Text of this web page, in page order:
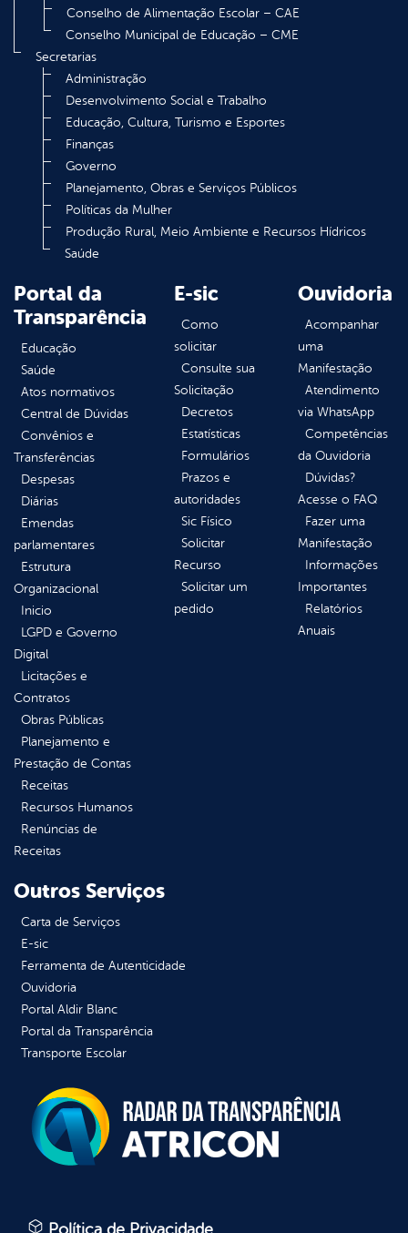
Conselho de Alimentação Escolar – CAE
Conselho Municipal de Educação – CME
Secretarias
Administração
Desenvolvimento Social e Trabalho
Educação, Cultura, Turismo e Esportes
Finanças
Governo
Planejamento, Obras e Serviços Públicos
Políticas da Mulher
Produção Rural, Meio Ambiente e Recursos Hídricos
Saúde
Portal da
Transparência
Educação
Saúde
Atos normativos
Central de Dúvidas
Convênios e
Transferências
Despesas
Diárias
Emendas
parlamentares
Estrutura
Organizacional
Inicio
LGPD e Governo
Digital
Licitações e
Contratos
Obras Públicas
Planejamento e
Prestação de Contas
Receitas
Recursos Humanos
Renúncias de
Receitas
E-sic
Como
solicitar
Consulte sua
Solicitação
Decretos
Estatísticas
Formulários
Prazos e
autoridades
Sic Físico
Solicitar
Recurso
Solicitar um
pedido
Ouvidoria
Acompanhar
uma
Manifestação
Atendimento
via WhatsApp
Competências
da Ouvidoria
Dúvidas?
Acesse o FAQ
Fazer uma
Manifestação
Informações
Importantes
Relatórios
Anuais
Outros Serviços
Carta de Serviços
E-sic
Ferramenta de Autenticidade
Ouvidoria
Portal Aldir Blanc
Portal da Transparência
Transporte Escolar